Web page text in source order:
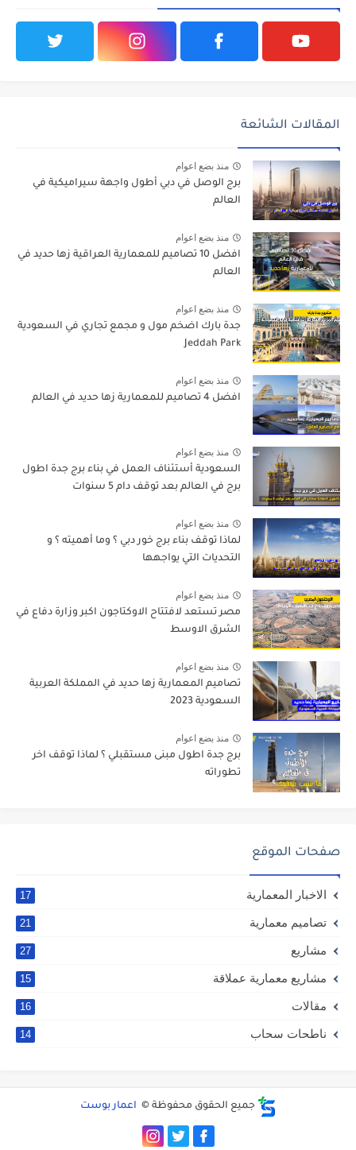
المقالات الشائعة
منذ بضع اعوام
برج الوصل في دبي أطول واجهة سيراميكية في
العالم
منذ بضع اعوام
افضل 10 تصاميم للمعمارية العراقية زها حديد في
العالم
منذ بضع اعوام
جدة بارك اضخم مول و مجمع تجاري في السعودية
Jeddah Park
منذ بضع اعوام
افضل 4 تصاميم للمعمارية زها حديد في العالم
منذ بضع اعوام
السعودية أستئناف العمل في بناء برج جدة اطول
برج في العالم بعد توقف دام 5 سنوات
منذ بضع اعوام
لماذا توقف بناء برج خور دبي ؟ وما أهميته ؟ و
التحديات التي يواجهها
منذ بضع اعوام
مصر تستعد لافتتاح الاوكتاجون اكبر وزارة دفاع في
الشرق الاوسط
منذ بضع اعوام
تصاميم المعمارية زها حديد في المملكة العربية
السعودية 2023
منذ بضع اعوام
برج جدة اطول مبنى مستقبلي ؟ لماذا توقف اخر
تطوراته
صفحات الموقع
الاخبار المعمارية 17
تصاميم معمارية 21
مشاريع 27
مشاريع معمارية عملاقة 15
مقالات 16
ناطحات سحاب 14
جميع الحقوق محفوظة © اعمار بوست